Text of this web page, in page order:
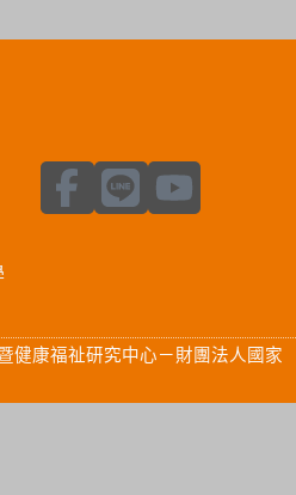
F
a
b
o
o
L
i
Y
o
u
b
e
健康福祉研究中心－財團法人國家